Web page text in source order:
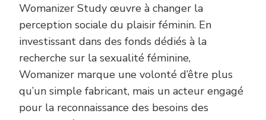
Womanizer Study œuvre à changer la
perception sociale du plaisir féminin. En
investissant dans des fonds dédiés à la
recherche sur la sexualité féminine,
Womanizer marque une volonté d’être plus
qu’un simple fabricant, mais un acteur engagé
pour la reconnaissance des besoins des